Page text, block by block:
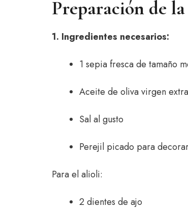
Preparación de
1. Ingredientes necesarios:
1 sepia fresca de tamaño
Aceite de oliva virgen extra
Sal al gusto
Perejil picado para
Para el alioli:
2 dientes de ajo